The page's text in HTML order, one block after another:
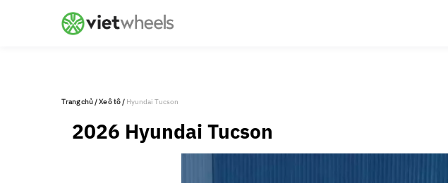
Trang chủ/Xe ô tô/ Hyundai Tucson
2026 Hyundai Tucson